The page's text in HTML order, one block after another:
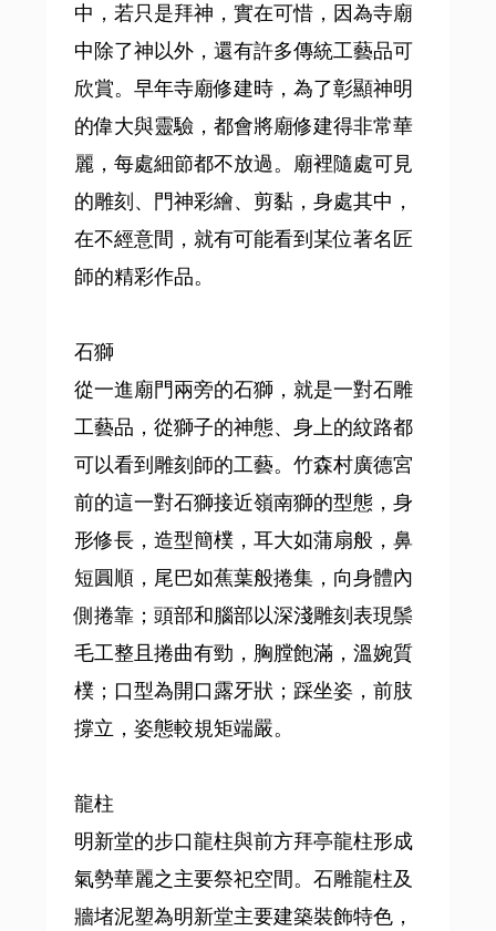
中，若只是拜神，實在可惜，因為寺廟
中除了神以外，還有許多傳統工藝品可
欣賞。早年寺廟修建時，為了彰顯神明
的偉大與靈驗，都會將廟修建得非常華
麗，每處細節都不放過。廟裡隨處可見
的雕刻、門神彩繪、剪黏，身處其中，
在不經意間，就有可能看到某位著名匠
師的精彩作品。
石獅
從一進廟門兩旁的石獅，就是一對石雕
工藝品，從獅子的神態、身上的紋路都
可以看到雕刻師的工藝。竹森村廣德宮
前的這一對石獅接近嶺南獅的型態，身
形修長，造型簡樸，耳大如蒲扇般，鼻
短圓順，尾巴如蕉葉般捲集，向身體內
側捲靠；頭部和腦部以深淺雕刻表現鬃
毛工整且捲曲有勁，胸膛飽滿，溫婉質
樸；口型為開口露牙狀；踩坐姿，前肢
撐立，姿態較規矩端嚴。
龍柱
明新堂的步口龍柱與前方拜亭龍柱形成
氣勢華麗之主要祭祀空間。石雕龍柱及
牆堵泥塑為明新堂主要建築裝飾特色，